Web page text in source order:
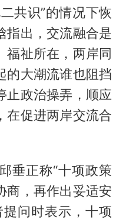
共识”的情况下恢
指出，交流融合是
福祉所在，两岸同
的大潮流谁也阻挡
止政治操弄，顺应
在促进两岸交流合
垂正称“十项政策
商，再作出妥适安
问时表示，十项